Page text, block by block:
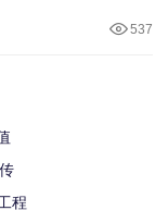
537
程